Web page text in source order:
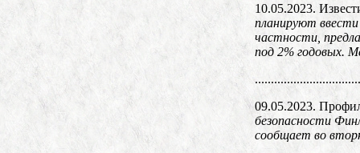
10.05.2023.
планируют
частности,
под 2% годовых.
09.05.2023.
безопасности
сообщает во